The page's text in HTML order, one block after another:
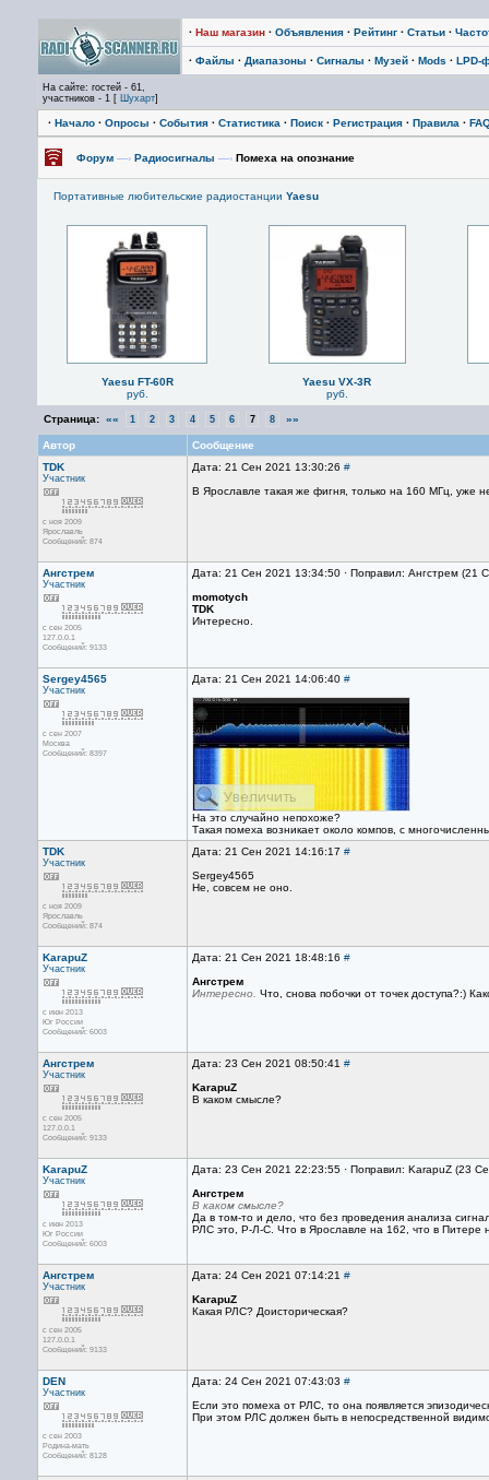
· Наш магазин · Объявления · Рейтинг · Статьи ·
· Файлы · Диапазоны · Сигналы · Музей · Mods · LPD-
На сайте: гостей - 61,
участников - 1 [ Шухарт]
· Начало · Опросы · События · Статистика · Поиск · Регистрация · Правила ·
Форум —› Радиосигналы —› Помеха на опознание
Портативные любительские радиостанции Yaesu
Yaesu FT-60R
руб.
Yaesu VX-3R
руб.
Страница: «« 1 2 3 4 5 6 7 8 »»
Автор
Сообщение
TDK
Участник
с ноя 2009
Ярославль
Сообщений: 874
Дата: 21 Сен 2021 13:30:26 #
В Ярославле такая же фигня, только на 160 МГц, уже
Ангстрем
Участник
с сен 2005
127.0.0.1
Сообщений: 9133
Дата: 21 Сен 2021 13:34:50 · Поправил: Ангстрем (21
momotych
TDK
Интересно.
Sergey4565
Участник
с сен 2007
Москва
Сообщений: 8397
Дата: 21 Сен 2021 14:06:40 #
На это случайно непохоже?
Такая помеха возникает около компов, с
TDK
Участник
с ноя 2009
Ярославль
Сообщений: 874
Дата: 21 Сен 2021 14:16:17 #
Sergey4565
Не, совсем не оно.
KarapuZ
Участник
с июн 2013
Юг России
Сообщений: 6003
Дата: 21 Сен 2021 18:48:16 #
Ангстрем
Интересно. Что, снова побочки от точек доступа?:)
Ангстрем
Участник
с сен 2005
127.0.0.1
Сообщений: 9133
Дата: 23 Сен 2021 08:50:41 #
KarapuZ
В каком смысле?
KarapuZ
Участник
с июн 2013
Юг России
Сообщений: 6003
Дата: 23 Сен 2021 22:23:55 · Поправил: KarapuZ (23
Ангстрем
В каком смысле?
Да в том-то и дело, что без проведения анализа
РЛС это, Р-Л-С. Что в Ярославле на 162, что в Питере
Ангстрем
Участник
с сен 2005
127.0.0.1
Сообщений: 9133
Дата: 24 Сен 2021 07:14:21 #
KarapuZ
Какая РЛС? Доисторическая?
DEN
Участник
с сен 2003
Родина-мать
Сообщений: 8128
Дата: 24 Сен 2021 07:43:03 #
Если это помеха от РЛС, то она появляется
При этом РЛС должен быть в непосредственной